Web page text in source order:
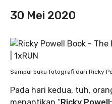
30 Mei 2020
Sampul buku fotografi dari Ricky
Pada hari kedua, tuh,